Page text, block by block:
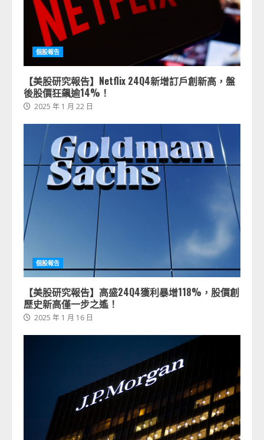
個股報告
【美股研究報告】Netflix 24Q4新增訂戶創新高，盤
後股價狂飆逾14%！
2025 年 1 月 22 日
個股報告
【美股研究報告】高盛24Q4獲利暴增118%，股價創
歷史新高僅一步之遙！
2025 年 1 月 16 日